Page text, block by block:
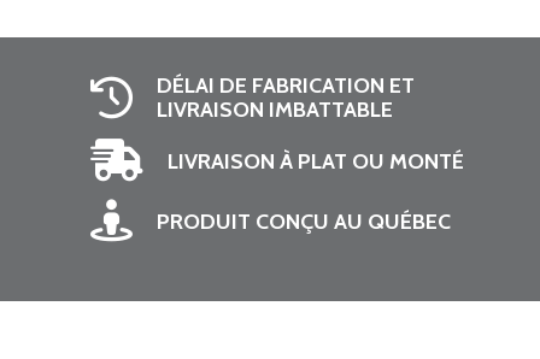
DÉLAI DE FABRICATION ET
LIVRAISON IMBATTABLE
LIVRAISON À PLAT OU MONTÉ
PRODUIT CONÇU AU QUÉBEC